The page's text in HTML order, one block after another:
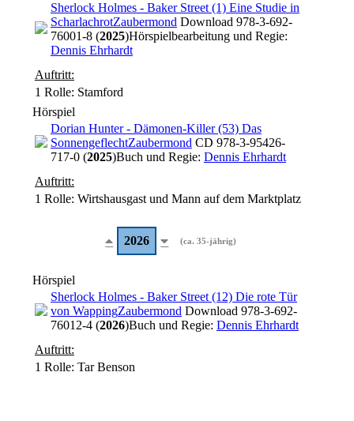
Sherlock Holmes - Baker Street (1) Eine Studie in
ScharlachrotZaubermond Download 978-3-692-
76001-8 (2025)Hörspielbearbeitung und Regie:
Dennis Ehrhardt
Auftritt:
1 Rolle: Stamford
Hörspiel
Dorian Hunter - Dämonen-Killer (53) Das
SonnengeflechtZaubermond CD 978-3-95426-
717-0 (2025)Buch und Regie: Dennis Ehrhardt
Auftritt:
1 Rolle: Wirtshausgast und Mann auf dem Marktplatz
2026 (ca. 35-jährig)
Hörspiel
Sherlock Holmes - Baker Street (12) Die rote Tür
von WappingZaubermond Download 978-3-692-
76012-4 (2026)Buch und Regie: Dennis Ehrhardt
Auftritt:
1 Rolle: Tar Benson